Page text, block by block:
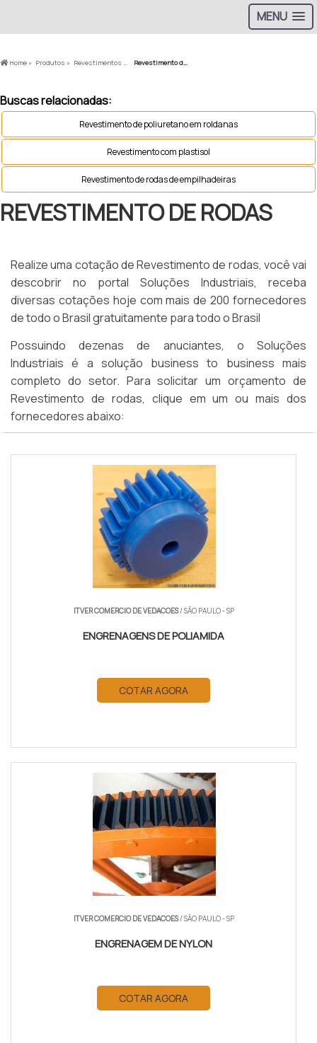
MENU
Home » Produtos » Revestimentos PU » Revestimento de rodas
Buscas relacionadas:
Revestimento de poliuretano em roldanas
Revestimento com plastisol
Revestimento de rodas de empilhadeiras
REVESTIMENTO DE RODAS
Realize uma cotação de Revestimento de rodas, você vai
descobrir no portal Soluções Industriais, receba
diversas cotações hoje com mais de 200 fornecedores
de todo o Brasil gratuitamente para todo o Brasil
Possuindo dezenas de anuciantes, o Soluções
Industriais é a solução business to business mais
completo do setor. Para solicitar um orçamento de
Revestimento de rodas, clique em um ou mais dos
fornecedores abaixo:
ITVER COMERCIO DE VEDACOES/ SÃO PAULO - SP
ENGRENAGENS DE POLIAMIDA
COTAR AGORA
ITVER COMERCIO DE VEDACOES/ SÃO PAULO - SP
ENGRENAGEM DE NYLON
COTAR AGORA